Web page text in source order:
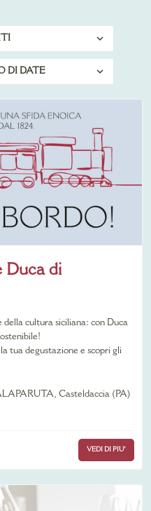
DI DATE
Duca di
della cultura siciliana: con Duca
tua degustazione e scopri gli
Casteldaccia (PA)
VEDI DI PIU'